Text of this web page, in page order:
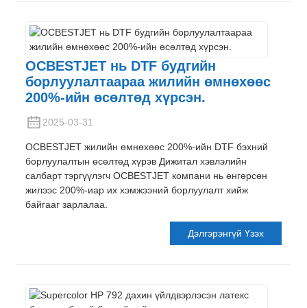
OCBESTJET нь DTF будгийн
борлуулалтаараа жилийн өмнөхөөс
200%-ийн өсөлтөд хүрсэн.
2025-03-31
OCBESTJET жилийн өмнөхөөс 200%-ийн DTF бэхний
борлуулалтын өсөлтөд хүрэв Дижитал хэвлэлийн
салбарт тэргүүлэгч OCBESTJET компани нь өнгөрсөн
жилээс 200%-иар их хэмжээний борлуулалт хийж
байгааг зарлалаа.
Дэлгэрэнгүй Үзэх